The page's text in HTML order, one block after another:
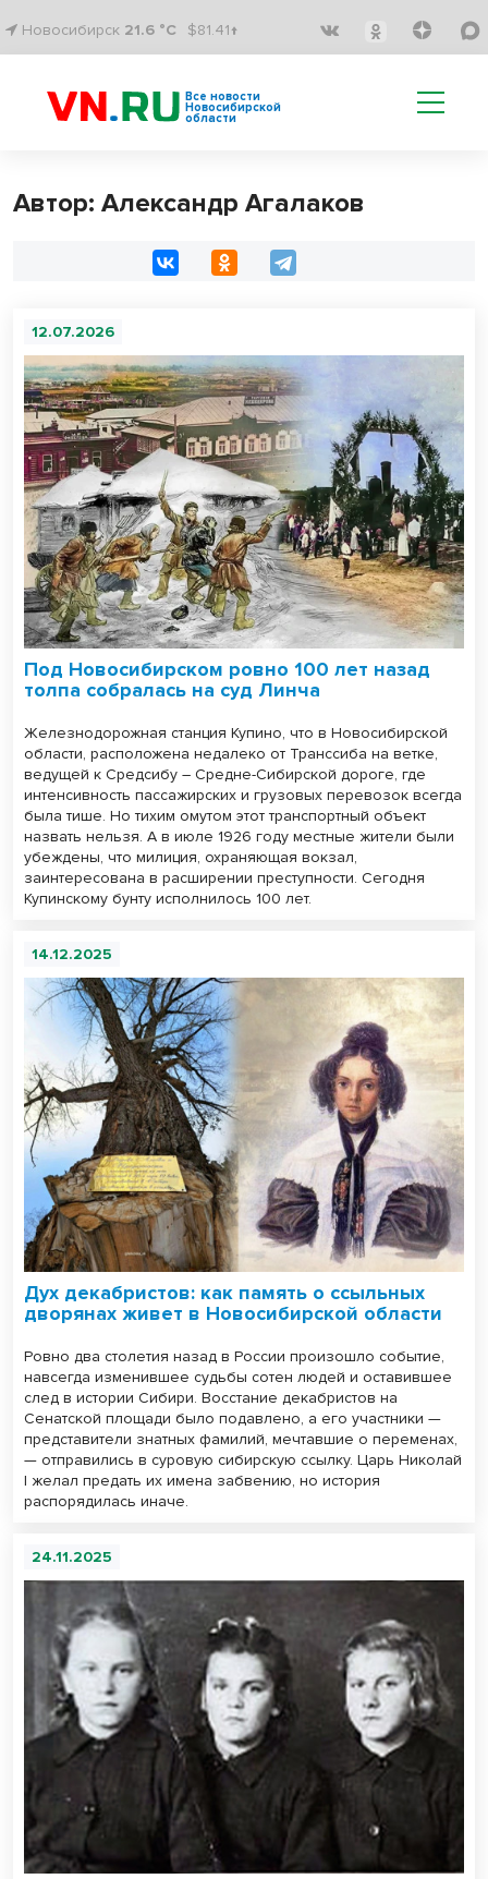
Новосибирск 21.6 °C $81.41↑
Все новости
Новосибирской
области
Автор: Александр Агалаков
12.07.2026
Под Новосибирском ровно 100 лет назад
толпа собралась на суд Линча
Железнодорожная станция Купино, что в Новосибирской
области, расположена недалеко от Транссиба на ветке,
ведущей к Средсибу ― Средне-Сибирской дороге, где
интенсивность пассажирских и грузовых перевозок всегда
была тише. Но тихим омутом этот транспортный объект
назвать нельзя. А в июле 1926 году местные жители были
убеждены, что милиция, охраняющая вокзал,
заинтересована в расширении преступности. Сегодня
Купинскому бунту исполнилось 100 лет.
14.12.2025
Дух декабристов: как память о ссыльных
дворянах живет в Новосибирской области
Ровно два столетия назад в России произошло событие,
навсегда изменившее судьбы сотен людей и оставившее
след в истории Сибири. Восстание декабристов на
Сенатской площади было подавлено, а его участники —
представители знатных фамилий, мечтавшие о переменах,
— отправились в суровую сибирскую ссылку. Царь Николай
I желал предать их имена забвению, но история
распорядилась иначе.
24.11.2025